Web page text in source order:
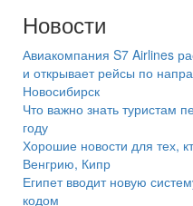
Новости
Авиакомпания S7 Airlines
и открывает рейсы по
Новосибирск
Что важно знать туристам
году
Хорошие новости для тех,
Венгрию, Кипр
Египет вводит новую
кодом